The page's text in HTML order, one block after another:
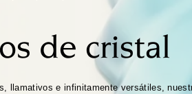
de cristal
llamativos e infinitamente versátiles,